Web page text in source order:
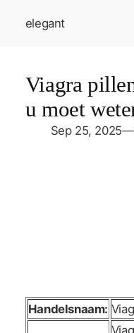
elegant
Viagra
u moet
Sep 25, 2025—
Handelsnaam: